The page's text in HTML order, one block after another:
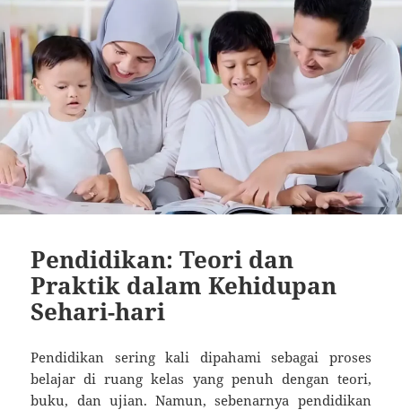
Pendidikan: Teori dan
Praktik dalam Kehidupan
Sehari-hari
Pendidikan sering kali dipahami sebagai proses
belajar di ruang kelas yang penuh dengan teori,
buku, dan ujian. Namun, sebenarnya pendidikan